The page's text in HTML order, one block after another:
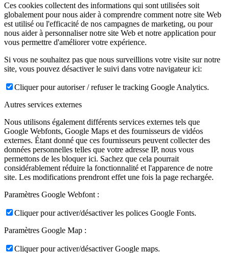
Ces cookies collectent des informations qui sont utilisées soit
globalement pour nous aider à comprendre comment notre site Web
est utilisé ou l'efficacité de nos campagnes de marketing, ou pour
nous aider à personnaliser notre site Web et notre application pour
vous permettre d'améliorer votre expérience.
Si vous ne souhaitez pas que nous surveillions votre visite sur notre
site, vous pouvez désactiver le suivi dans votre navigateur ici:
Cliquer pour autoriser / refuser le tracking Google Analytics.
Autres services externes
Nous utilisons également différents services externes tels que
Google Webfonts, Google Maps et des fournisseurs de vidéos
externes. Étant donné que ces fournisseurs peuvent collecter des
données personnelles telles que votre adresse IP, nous vous
permettons de les bloquer ici. Sachez que cela pourrait
considérablement réduire la fonctionnalité et l'apparence de notre
site. Les modifications prendront effet une fois la page rechargée.
Paramètres Google Webfont :
Cliquer pour activer/désactiver les polices Google Fonts.
Paramètres Google Map :
Cliquer pour activer/désactiver Google maps.